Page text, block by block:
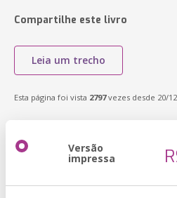
Compartilhe este livro
Leia um trecho
Esta página foi vista 2797vezes desde 20/
Versão
impressa